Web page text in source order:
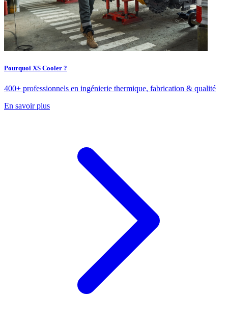
Pourquoi XS Cooler ?
400+ professionnels en ingénierie thermique, fabrication & qualité
En savoir plus